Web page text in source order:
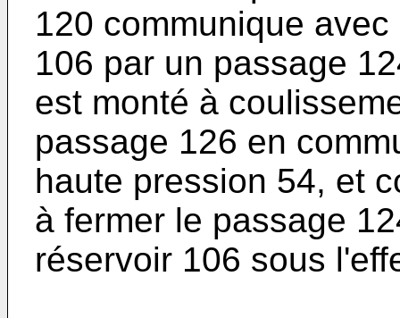
120 communique
106 par un passage
est monté à
passage 126 en
haute pression 54, et
à fermer le passage
réservoir 106 sous